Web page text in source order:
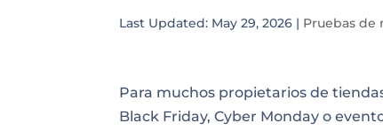
Last Updated: May 29, 2026 | Pruebas
Para muchos propietarios de
Black Friday, Cyber Monday o